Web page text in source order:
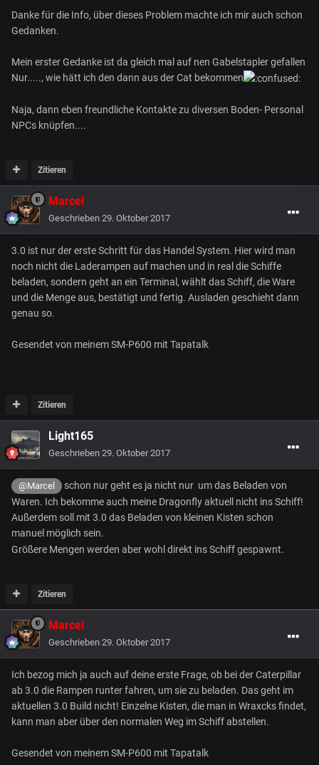
Danke für die Info, über dieses Problem machte ich mir auch schon
Gedanken.
Mein erster Gedanke ist da gleich mal auf nen Gabelstapler gefallen
Nur....., wie hätt ich den dann aus der Cat bekommen
Naja, dann eben freundliche Kontakte zu diversen Boden- Personal
NPCs knüpfen....
Zitieren
Marcel
Geschrieben 29. Oktober 2017
3.0 ist nur der erste Schritt für das Handel System. Hier wird man
noch nicht die Laderampen auf machen und in real die Schiffe
beladen, sondern geht an ein Terminal, wählt das Schiff, die Ware
und die Menge aus, bestätigt und fertig. Ausladen geschieht dann
genau so.
Gesendet von meinem SM-P600 mit Tapatalk
Zitieren
Light165
Geschrieben 29. Oktober 2017
@Marcel
schon nur geht es ja nicht nur um das Beladen von
Waren. Ich bekomme auch meine Dragonfly aktuell nicht ins Schiff!
Außerdem soll mit 3.0 das Beladen von kleinen Kisten schon
manuel möglich sein.
Größere Mengen werden aber wohl direkt ins Schiff gespawnt.
Zitieren
Marcel
Geschrieben 29. Oktober 2017
Ich bezog mich ja auch auf deine erste Frage, ob bei der Caterpillar
ab 3.0 die Rampen runter fahren, um sie zu beladen. Das geht im
aktuellen 3.0 Build nicht! Einzelne Kisten, die man in Wraxcks findet,
kann man aber über den normalen Weg im Schiff abstellen.
Gesendet von meinem SM-P600 mit Tapatalk